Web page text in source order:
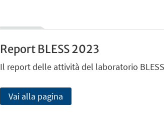
Report BLESS 2023
Il report delle attività del laboratorio
Vai alla pagina